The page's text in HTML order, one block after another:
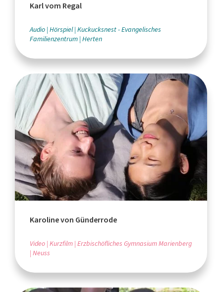
Karl vom Regal
Audio Hörspiel Kuckucksnest - Evangelisches
Familienzentrum Herten
Karoline von Günderrode
Video Kurzfilm Erzbischöfliches Gymnasium Marienberg
Neuss